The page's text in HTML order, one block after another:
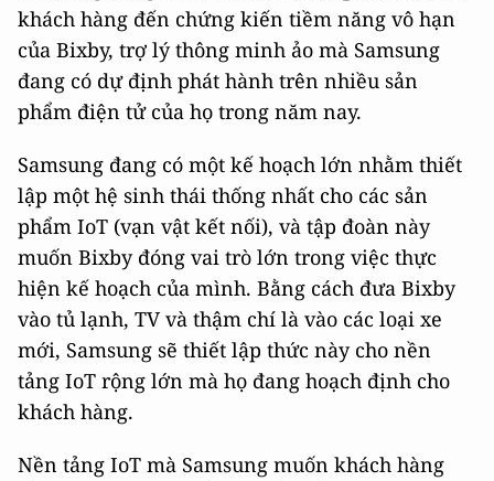
khách hàng đến chứng kiến tiềm năng vô hạn
của Bixby, trợ lý thông minh ảo mà Samsung
đang có dự định phát hành trên nhiều sản
phẩm điện tử của họ trong năm nay.
Samsung đang có một kế hoạch lớn nhằm thiết
lập một hệ sinh thái thống nhất cho các sản
phẩm IoT (vạn vật kết nối), và tập đoàn này
muốn Bixby đóng vai trò lớn trong việc thực
hiện kế hoạch của mình. Bằng cách đưa Bixby
vào tủ lạnh, TV và thậm chí là vào các loại xe
mới, Samsung sẽ thiết lập thức này cho nền
tảng IoT rộng lớn mà họ đang hoạch định cho
khách hàng.
Nền tảng IoT mà Samsung muốn khách hàng